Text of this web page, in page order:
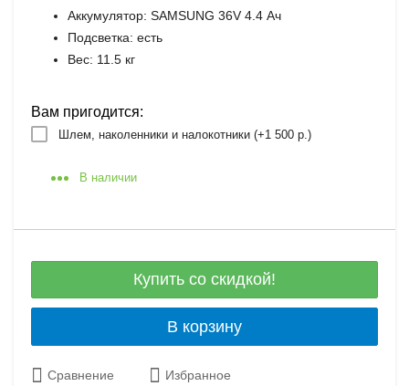
Аккумулятор: SAMSUNG 36V 4.4 Ач
Подсветка: есть
Вес: 11.5 кг
Вам пригодится:
Шлем, наколенники и налокотники (+1 500 р.)
В наличии
Купить со скидкой!
В корзину
Сравнение Избранное